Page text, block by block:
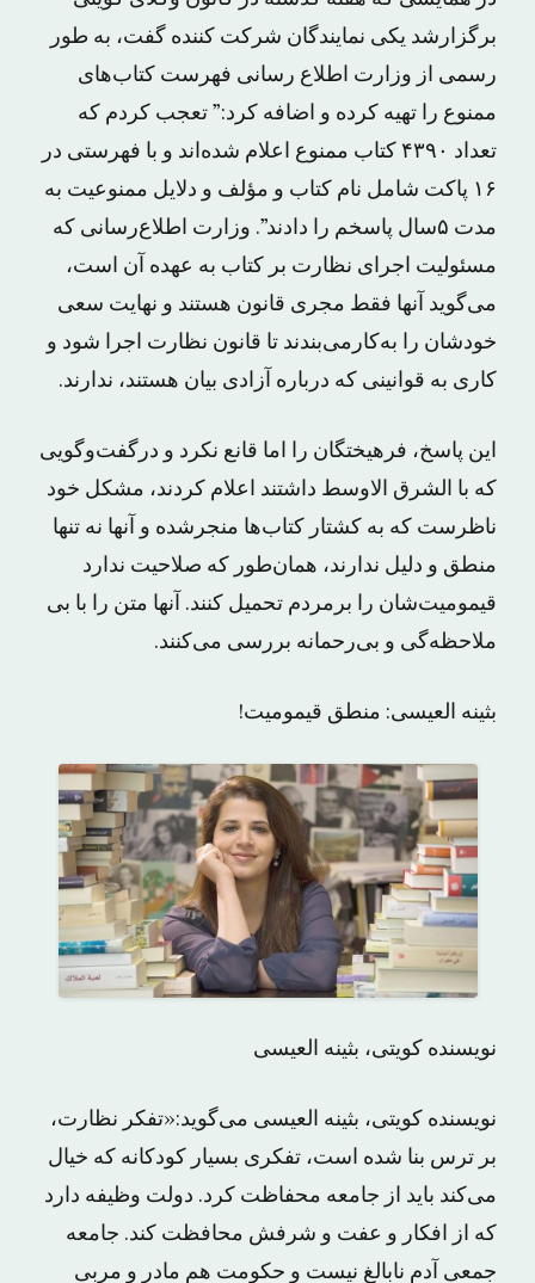
برگزارشد یکی نمایندگان شرکت کننده گفت، به طور
رسمی از وزارت اطلاع رسانی فهرست کتاب‌های
ممنوع را تهیه کرده و اضافه کرد:” تعجب کردم که
تعداد ۴۳۹۰ کتاب ممنوع اعلام شده‌اند و با فهرستی در
۱۶ پاکت شامل نام کتاب و مؤلف و دلایل ممنوعیت به
مدت ۵سال پاسخم را دادند”. وزارت اطلاع‌رسانی که
مسئولیت اجرای نظارت بر کتاب به عهده آن است،
می‌گوید آنها فقط مجری قانون هستند و نهایت سعی
خودشان را به‌کارمی‌بندند تا قانون نظارت اجرا شود و
کاری به قوانینی که درباره آزادی بیان هستند، ندارند.
این پاسخ، فرهیختگان را اما قانع نکرد و درگفت‌وگویی
که با الشرق الاوسط داشتند اعلام کردند، مشکل خود
ناظرست که به کشتار کتاب‌ها منجرشده و آنها نه تنها
منطق و دلیل ندارند، همان‌طور که صلاحیت ندارد
قیمومیت‌شان را برمردم تحمیل کنند. آنها متن را با بی
ملاحظه‌گی و بی‌رحمانه بررسی می‌کنند.
بثینه العیسی: منطق قیمومیت!
نویسنده کویتی، بثینه العیسی
نویسنده کویتی، بثینه العیسی می‌گوید:«تفکر نظارت،
بر ترس بنا شده است، تفکری بسیار کودکانه که خیال
می‌کند باید از جامعه محفاظت کرد. دولت وظیفه دارد
که از افکار و عفت و شرفش محافظت کند. جامعه
جمعی آدم نابالغ نیست و حکومت هم مادر و مربی